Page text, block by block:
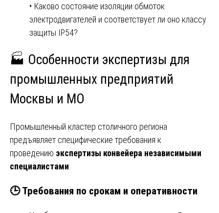
• Каково состояние изоляции обмоток
электродвигателей и соответствует ли оно классу
защиты IP54?
🏭 Особенности экспертизы для
промышленных предприятий
Москвы и МО
Промышленный кластер столичного региона
предъявляет специфические требования к
проведению экспертизы конвейера независимыми
специалистами:
🕒 Требования по срокам и оперативности